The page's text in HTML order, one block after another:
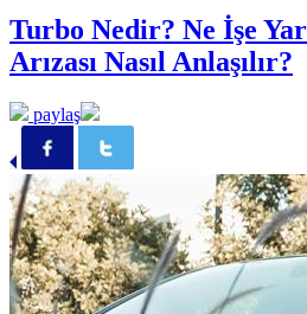
Turbo Nedir? Ne İşe
Arızası Nasıl Anlaşılır?
paylaş